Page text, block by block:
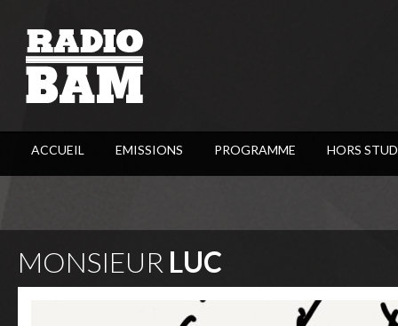
ACCUEIL EMISSIONS PROGRAMME HORS
MONSIEUR LUC